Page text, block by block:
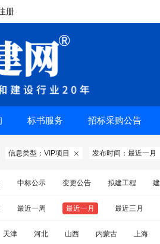
册
标书服务 招标采购公告
信息类型：VIP项目  发布时间：最近一月
中标公示 变更公告 拟建工程
最近一周 最近一月 最近三月
天津 河北 山西 内蒙古 上海